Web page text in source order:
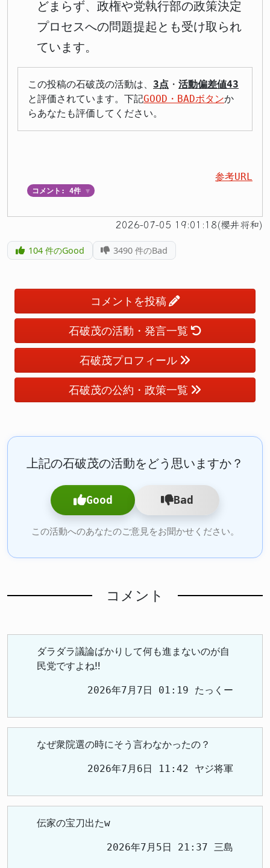
どまらず、政権や党執行部の政策決定
プロセスへの問題提起とも受け取られ
ています。
この投稿の石破茂の活動は、 3点 ・ 活動偏差値43
と評価されています。下記GOOD・BADボタンか
らあなたも評価してください。
参考URL
コメント: 4件 ▼
2026-07-05 19:01:18(櫻井将和)
104件のGood 3490 件のBad
コメントを投稿
石破茂の活動・発言一覧
石破茂プロフィール
石破茂の公約・政策一覧
上記の石破茂の活動をどう思いますか？
Good Bad
この活動へのあなたのご意見をお聞かせください。
コメント
ダラダラ議論ばかりして何も進まないのが自
民党ですよね‼️
2026年7月7日 01:19 たっくー
なぜ衆院選の時にそう言わなかったの？
2026年7月6日 11:42 ヤジ将軍
伝家の宝刀出たw
2026年7月5日 21:37 三島